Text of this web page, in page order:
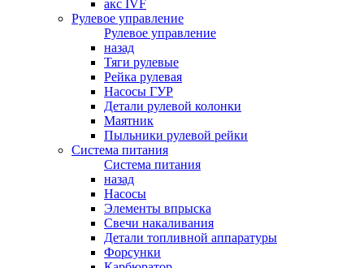
акс IVF
Рулевое управление
Рулевое управление
назад
Тяги рулевые
Рейка рулевая
Насосы ГУР
Детали рулевой колонки
Маятник
Пыльники рулевой рейки
Система питания
Система питания
назад
Насосы
Элементы впрыска
Свечи накаливания
Детали топливной аппаратуры
Форсунки